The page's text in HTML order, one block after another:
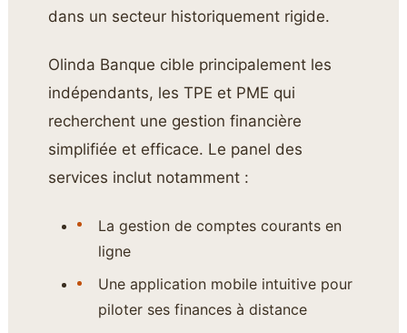
dans un secteur historiquement rigide.
Olinda Banque cible principalement les
indépendants, les TPE et PME qui
recherchent une gestion financière
simplifiée et efficace. Le panel des
services inclut notamment :
La gestion de comptes courants en
ligne
Une application mobile intuitive pour
piloter ses finances à distance